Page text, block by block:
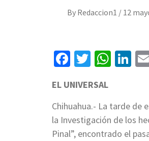
By Redaccion1 / 12
Facebook
Twitter
EL UNIVERSAL
Chihuahua.- La tarde de
la Investigación de los
Pinal”, encontrado el